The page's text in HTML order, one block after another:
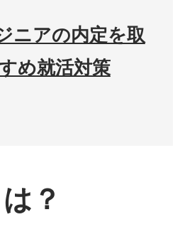
ニアの内定を取
め就活対策
？